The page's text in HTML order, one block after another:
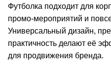
Футболка подходит для
промо-мероприятий и
Универсальный дизайн,
практичность делают её
для продвижения бренда.